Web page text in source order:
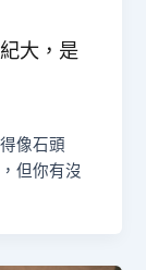
大，是
像石頭
但你有沒